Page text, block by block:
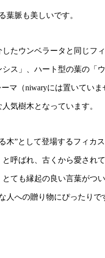
葉脈も美しいです。
たウンベラータと同じフ
ス」、ハート型の葉の「ウ
マ（niwaryには置いてい
気樹木となっています。
木”として登場するフィカ
呼ばれ、古くから愛されて
ても縁起の良い言葉がつい
人への贈り物にぴったり